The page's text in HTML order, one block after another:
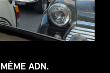
ADN.